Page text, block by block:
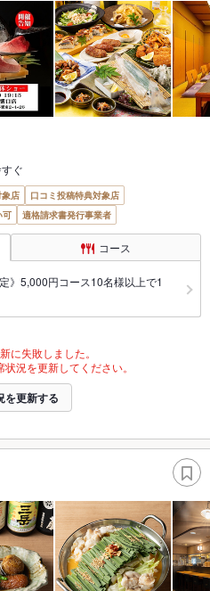
ぐ
象店
口コミ投稿特典対象店
可 適格請求書発行事業者
コース
》5,000円コース10名様以上で1
に失敗しました。
況を更新してください。
を更新する